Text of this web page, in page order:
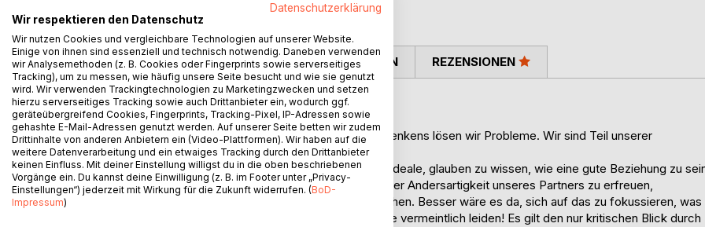
BESCHREIBUNG
Beziehung anders denken
Durch Veränderung unserer Wahrnehmung und unseres Denkens lösen wir Probleme. Wir sind Teil unserer
Beziehungsprobleme,
aber auch Teil der Lösung. Oft verfolgen wir fragwürdige Ideale, glauben zu wissen, wie eine gute Beziehung zu
hat, vertrauen auf gesellschaftliche Normen. Anstatt uns der Andersartigkeit unseres Partners zu erfreuen,
bekämpfen wir sie, versuchen unseren Partner umzuerziehen. Besser wäre es da, sich auf das zu fokussieren, was
Ihnen in Ihrer Beziehung gut tut, nicht auf das, worunter Sie vermeintlich leiden! Es gilt den nur kritischen Blick durch
AUTOR/IN PRESSESTIMMEN REZENSIONEN
Datenschutzerklärung
Wir respektieren den Datenschutz
Wir nutzen Cookies und vergleichbare Technologien auf unserer Website.
Einige von ihnen sind essenziell und technisch notwendig. Daneben verwenden
wir Analysemethoden (z. B. Cookies oder Fingerprints sowie serverseitiges
Tracking), um zu messen, wie häufig unsere Seite besucht und wie sie genutzt
wird. Wir verwenden Trackingtechnologien zu Marketingzwecken und setzen
hierzu serverseitiges Tracking sowie auch Drittanbieter ein, wodurch ggf.
geräteübergreifend Cookies, Fingerprints, Tracking-Pixel, IP-Adressen sowie
gehashte E-Mail-Adressen genutzt werden. Auf unserer Seite betten wir zudem
Drittinhalte von anderen Anbietern ein (Video-Plattformen). Wir haben auf die
weitere Datenverarbeitung und ein etwaiges Tracking durch den Drittanbieter
keinen Einfluss. Mit deiner Einstellung willigst du in die oben beschriebenen
Vorgänge ein. Du kannst deine Einwilligung (z. B. im Footer unter „Privacy-
Einstellungen“) jederzeit mit Wirkung für die Zukunft widerrufen. (BoD-
Impressum)